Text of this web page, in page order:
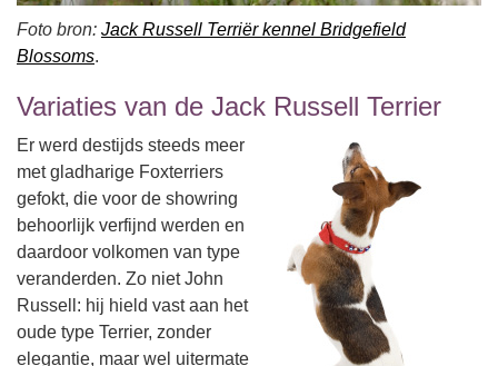
Foto bron: Jack Russell Terriër kennel Bridgefield
Blossoms.
Variaties van de Jack Russell Terrier
Er werd destijds steeds meer
met gladharige Foxterriers
gefokt, die voor de showring
behoorlijk verfijnd werden en
daardoor volkomen van type
veranderden. Zo niet John
Russell: hij hield vast aan het
oude type Terrier, zonder
elegantie, maar wel uitermate